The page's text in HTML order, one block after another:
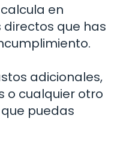
en
que has
adicionales,
o cualquier otro
puedas